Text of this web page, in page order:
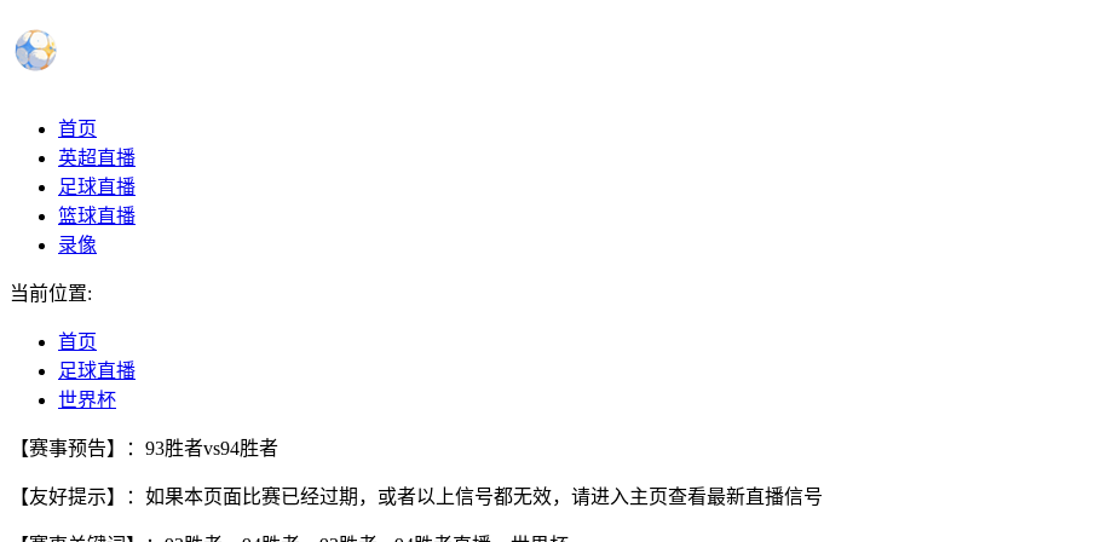
首页
英超直播
足球直播
篮球直播
录像
当前位置:
首页
足球直播
世界杯
【赛事预告】：93胜者vs94胜者
【友好提示】：如果本页面比赛已经过期，或者以上信号都无效，请进入主页查看最新直播信号